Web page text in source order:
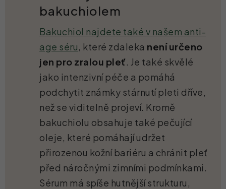
bakuchiolem
Bakuchiol najdete také v našem anti-
age séru , které zdaleka není určeno
jen pro zralou pleť . Je také skvělé
jako intenzivní péče a pomáhá
podchytit známky stárnutí pleti dříve,
než se viditelně projeví. Kromě
bakuchiolu obsahuje také pečující
oleje, které pomáhají udržet
přirozenou kožní bariéru a chránit pleť
před náročnými zimními podmínkami.
Sérum má spíše hutnější strukturu,